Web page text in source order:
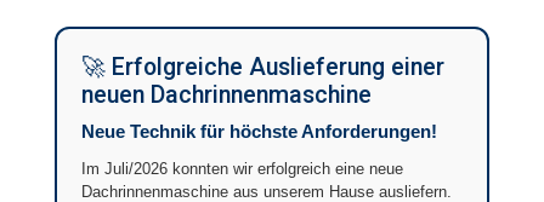
🚀 Erfolgreiche Auslieferung einer
neuen Dachrinnenmaschine
Neue Technik für höchste Anforderungen!
Im Juli/2026 konnten wir erfolgreich eine neue
Dachrinnenmaschine aus unserem Hause ausliefern.